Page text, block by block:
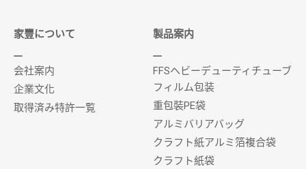
家豐について
会社案内
企業文化
取得済み特許一覧
製品案内
FFSヘビーデューティチューブ
フィルム包装
重包裝PE袋
アルミバリアバッグ
クラフト紙アルミ箔複合袋
クラフト紙袋